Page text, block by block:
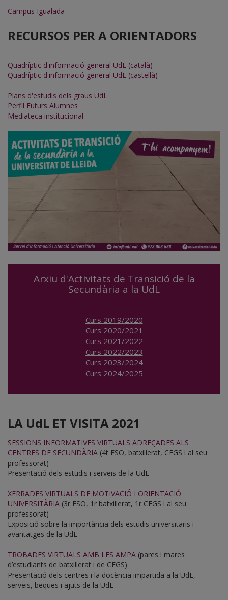
Campus Igualada
RECURSOS PER A ORIENTADORS
Quadríptic d'informació general UdL (català)
Quadríptic d'informació general UdL (castellà)
Plans d'estudis dels graus UdL
Perfil Futurs Alumnes
Mediateca institucional
Arxiu d'Activitats de Transició de la
Secundària a la UdL
Curs 2019/2020
Curs 2020/2021
Curs 2021/2022
Curs 2022/2023
Curs 2023/2024
Curs 2024/2025
LA UdL ET VISITA 2021
SESSIONS INFORMATIVES VIRTUALS ADREÇADES ALS
CENTRES DE SECUNDÀRIA (4t ESO, batxillerat, CFGS i al seu
professorat)
Presentació dels estudis i serveis de la UdL
XERRADES VIRTUALS DE MOTIVACIÓ I ORIENTACIÓ
UNIVERSITÀRIA (3r ESO, 1r batxillerat, 1r CFGS i al seu
professorat)
Exposició sobre la importància dels estudis universitaris i
avantatges de la UdL
TROBADES VIRTUALS AMB LES AMPA (pares i mares
d’estudiants de batxillerat i de CFGS)
Presentació dels centres i la docència impartida a la UdL,
serveis, beques i ajuts de la UdL